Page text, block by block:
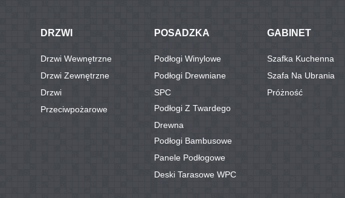
DRZWI
Drzwi Wewnętrzne
Drzwi Zewnętrzne
Drzwi
Przeciwpożarowe
POSADZKA
Podłogi Winylowe
Podłogi Drewniane
SPC
Podłogi Z Twardego
Drewna
Podłogi Bambusowe
Panele Podłogowe
Deski Tarasowe WPC
GABINET
Szafka Kuchenna
Szafa Na Ubrania
Próżność